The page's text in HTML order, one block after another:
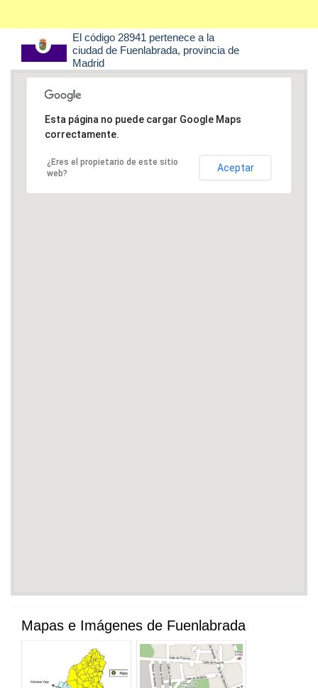
El código 28941 pertenece a la
ciudad de Fuenlabrada, provincia de
Madrid
Esta página no puede cargar Google Maps
correctamente.
¿Eres el propietario de este sitio
web?
Aceptar
Mapas e Imágenes de Fuenlabrada